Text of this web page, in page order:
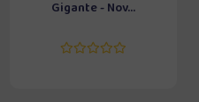
Gigante - Nov...